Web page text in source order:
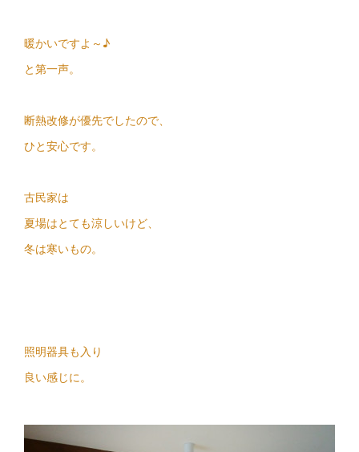
暖かいですよ～♪
と第一声。
断熱改修が優先でしたので、
ひと安心です。
古民家は
夏場はとても涼しいけど、
冬は寒いもの。
照明器具も入り
良い感じに。